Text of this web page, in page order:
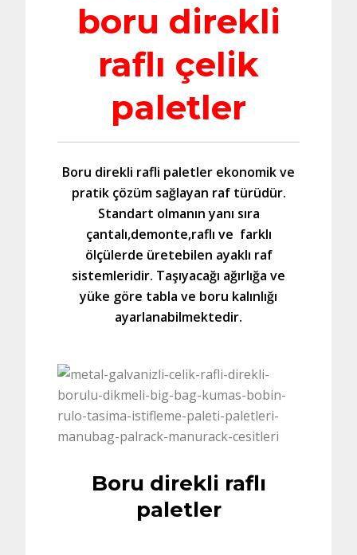
boru direkli
raflı çelik
paletler
Boru direkli rafli paletler ekonomik ve
pratik çözüm sağlayan raf türüdür.
Standart olmanın yanı sıra
çantalı,demonte,raflı ve farklı
ölçülerde üretebilen ayaklı raf
sistemleridir. Taşıyacağı ağırlığa ve
yüke göre tabla ve boru kalınlığı
ayarlanabilmektedir.
Boru direkli raflı
paletler